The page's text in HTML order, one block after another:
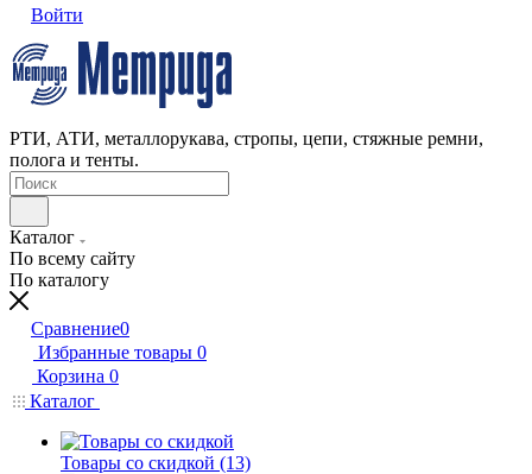
Войти
РТИ, АТИ, металлорукава, стропы, цепи, стяжные ремни,
полога и тенты.
Каталог
По всему сайту
По каталогу
Сравнение0
Избранные товары 0
Корзина 0
Каталог
Товары со скидкой (13)